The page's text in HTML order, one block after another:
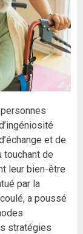
et de
touchant de
leur bien-être
par la
a poussé
stratégies